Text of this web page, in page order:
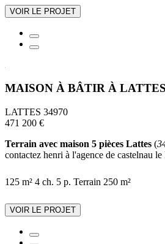
VOIR LE PROJET
MAISON À BÂTIR À
LATTES 34970
471 200 €
Terrain avec maison 5 pièces Lattes (
contactez henri à l'agence de castelnau
125 m² 4 ch. 5 p. Terrain 250 m²
VOIR LE PROJET